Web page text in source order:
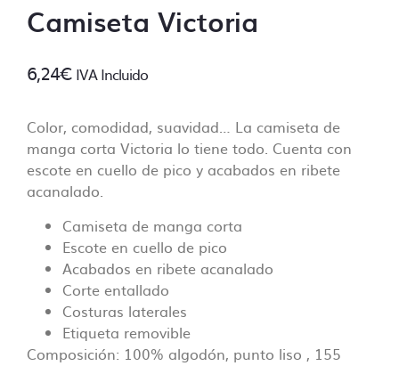
Camiseta Victoria
6,24€ IVA Incluido
Color, comodidad, suavidad… La camiseta de
manga corta Victoria lo tiene todo. Cuenta con
escote en cuello de pico y acabados en ribete
acanalado.
Camiseta de manga corta
Escote en cuello de pico
Acabados en ribete acanalado
Corte entallado
Costuras laterales
Etiqueta removible
Composición: 100% algodón, punto liso , 155
¿En que consiste la revisión básica?
Un diseñador revisará tus archivos
asegurandose de que todo está ok antes de
Algunos de los puntos de control incluyen:
– Control de las dimensiones correctas
– Control de resolución mínima (no inferior a
70 Dpi).
– Control de fuentes incorporadas.
– Control de colores PANTONE, siempre y
cuando se especifique en el pedido. En caso
contrario no se lleva a cabo ese control.
– Controlar que no falte ningún archivo y
que esté clara la ubicación de cada